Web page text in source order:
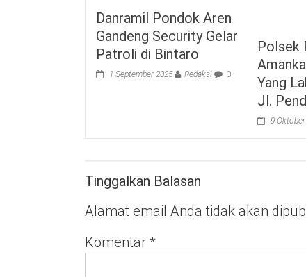
Danramil Pondok Aren
Gandeng Security Gelar
Patroli di Bintaro
1 September 2025 Redaksi 0
Polsek
Yang
Jl.
9
Tinggalkan Balasan
Alamat email Anda tidak akan
Komentar *